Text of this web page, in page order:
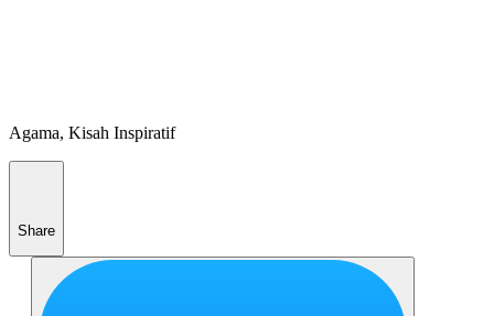
Agama, Kisah Inspiratif
Share